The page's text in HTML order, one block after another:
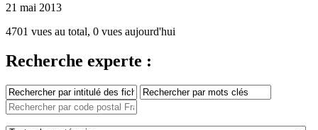
21 mai 2013
4701 vues au total, 0 vues aujourd'hui
Recherche experte :